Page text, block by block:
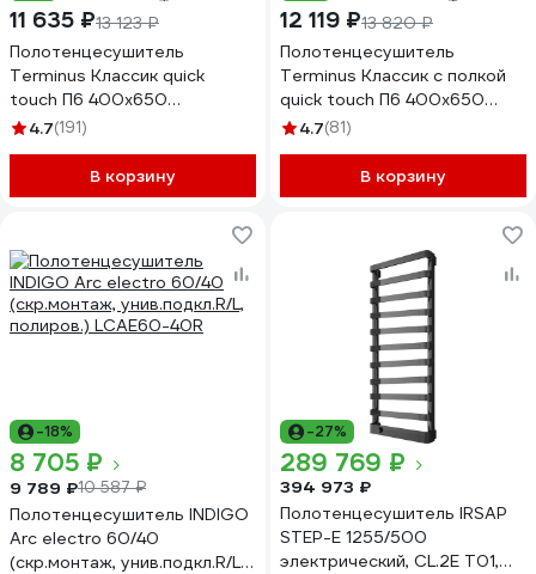
11 635 ₽13 123 ₽
Полотенцесушитель
Terminus Классик quick
touch П6 400x650
4670078531308
4.7(191)
В корзину
12 119 ₽13 820 ₽
Полотенцесушитель
Terminus Классик с полкой
quick touch П6 400x650
4670078531384
4.7(81)
В корзину
-18%
8 705 ₽
9 789 ₽10 587 ₽
Полотенцесушитель INDIGO
Arc electro 60/40
(скр.монтаж, унив.подкл.R/L,
-27%
289 769 ₽
394 973 ₽
Полотенцесушитель IRSAP
STEP-E 1255/500
электрический, CL.2E T01,